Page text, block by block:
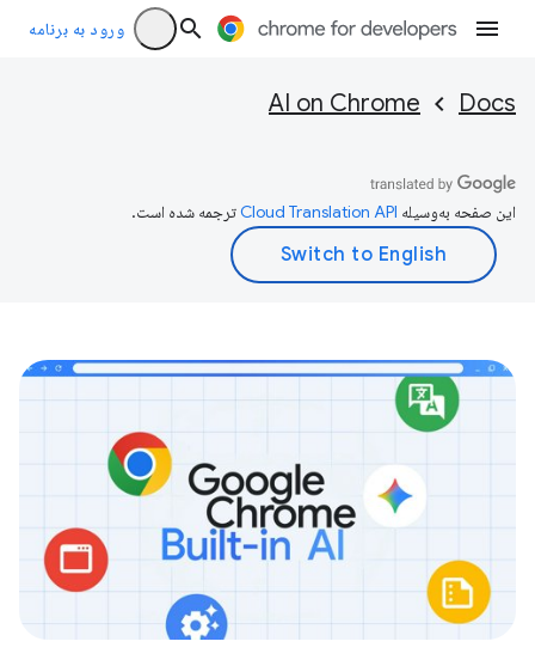
ورود به برنامه
Docs
AI on Chrome
این صفحه به‌وسیله ترجمه شده است.